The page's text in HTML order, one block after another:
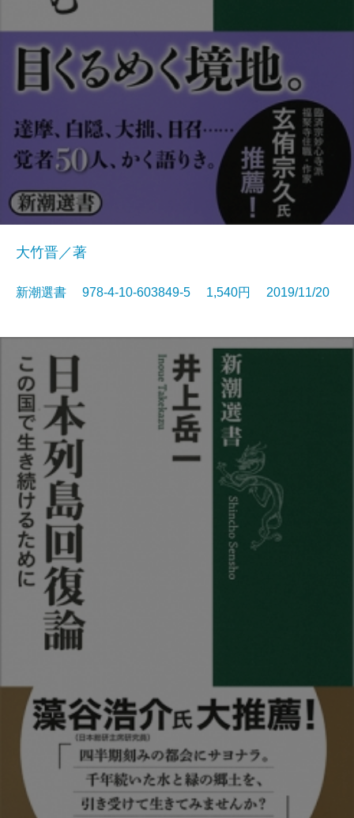
大竹晋／著
新潮選書 978-4-10-603849-5 1,540円 2019/11/20